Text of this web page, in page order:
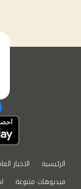
الرئيسية الاخبار
فيديوهات متنوعة